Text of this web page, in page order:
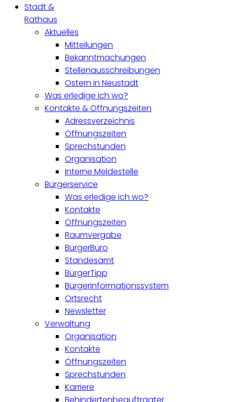
Stadt &
Rathaus
Aktuelles
Mitteilungen
Bekanntmachungen
Stellenausschreibungen
Ostern in Neustadt
Was erledige ich wo?
Kontakte & Öffnungszeiten
Adressverzeichnis
Öffnungszeiten
Sprechstunden
Organisation
Interne Meldestelle
Bürgerservice
Was erledige ich wo?
Kontakte
Öffnungszeiten
Raumvergabe
BürgerBüro
Standesamt
BürgerTipp
Bürgerinformationssystem
Ortsrecht
Newsletter
Verwaltung
Organisation
Kontakte
Öffnungszeiten
Sprechstunden
Karriere
Behindertenbeauftragter